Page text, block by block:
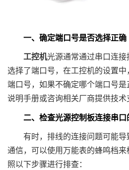
一、确定端口号是否选择正确
工控机光源通常通过串口连
选择了端口号，在工控机的设置
端口号，如果不确定哪个端口号
说明手册或咨询相关厂商提供技术
二、检查光源控制板连接串口
有时，排线的连接问题可能导
通信，可以使用万能表的蜂鸣档
照以下步骤进行排查：